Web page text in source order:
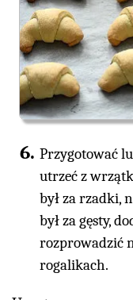
Przygotować
utrzeć z
był za rzadki,
był za gęsty,
rozprowadzić
rogalikach.